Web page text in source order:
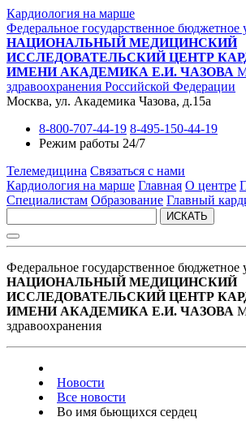
Кардиология на марше
Федеральное государственное бюджетное
НАЦИОНАЛЬНЫЙ МЕДИЦИНСКИЙ
ИССЛЕДОВАТЕЛЬСКИЙ ЦЕНТР
ИМЕНИ АКАДЕМИКА Е.И. ЧАЗОВА
здравоохранения Российской Федерации
Москва, ул. Академика Чазова, д.15а
8-800-707-44-19 8-495-150-44-19
Режим работы 24/7
Телемедицина Связаться с нами
Кардиология на марше Главная О центре
Специалистам Образование Главный
ИСКАТЬ
Федеральное государственное бюджетное
НАЦИОНАЛЬНЫЙ МЕДИЦИНСКИЙ
ИССЛЕДОВАТЕЛЬСКИЙ ЦЕНТР
ИМЕНИ АКАДЕМИКА Е.И. ЧАЗОВА
здравоохранения
Новости
Все новости
Во имя бьющихся сердец